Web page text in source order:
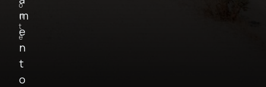
m
e
n
t
o
o
n
t
e